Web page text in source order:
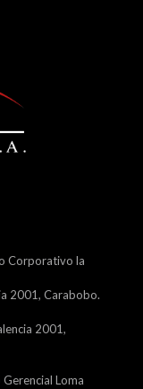
Corporativo la
2001, Carabobo.
2001,
Loma